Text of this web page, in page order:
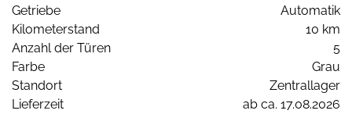
Getriebe
Automatik
Kilometerstand
10 km
Anzahl der Türen
5
Farbe
Grau
Standort
Zentrallager
Lieferzeit
ab ca. 17.08.2026